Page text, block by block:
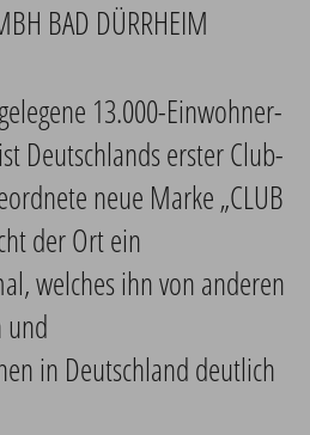
BAD DÜRRHEIM
13.000-Einwohner-
Deutschlands erster Club-
neue Marke „CLUB
der Ort ein
welches ihn von anderen
und
in Deutschland deutlich